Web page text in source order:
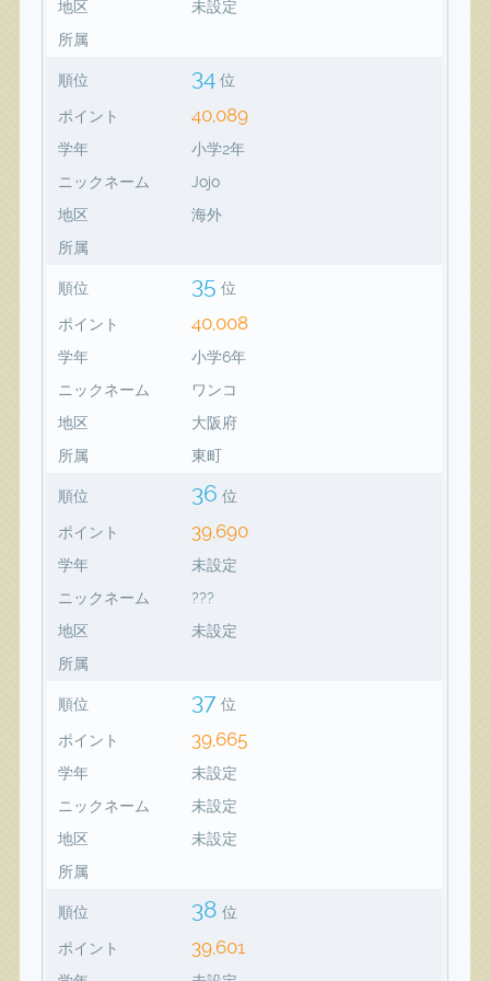
地区
未設定
所属
順位 34 位
ポイント 40,089
学年
小学2年
ニックネーム
Jojo
地区
海外
所属
順位 35 位
ポイント 40,008
学年
小学6年
ニックネーム
ワンコ
地区
大阪府
所属
東町
順位 36 位
ポイント 39,690
学年
未設定
ニックネーム
???
地区
未設定
所属
順位 37 位
ポイント 39,665
学年
未設定
ニックネーム
未設定
地区
未設定
所属
順位 38 位
ポイント 39,601